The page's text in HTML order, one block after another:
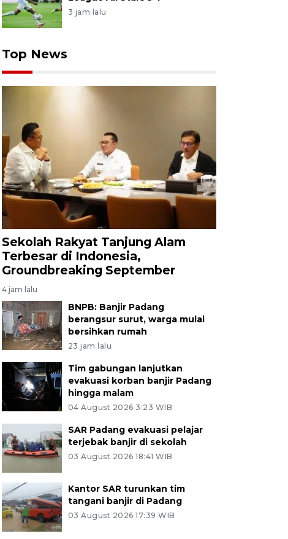
3 jam lalu
Top News
Sekolah Rakyat Tanjung Alam
Terbesar di Indonesia,
Groundbreaking September
4 jam lalu
BNPB: Banjir Padang
berangsur surut, warga mulai
bersihkan rumah
23 jam lalu
Tim gabungan lanjutkan
evakuasi korban banjir Padang
hingga malam
04 August 2026 3:23 WIB
SAR Padang evakuasi pelajar
terjebak banjir di sekolah
03 August 2026 18:41 WIB
Kantor SAR turunkan tim
tangani banjir di Padang
03 August 2026 17:39 WIB